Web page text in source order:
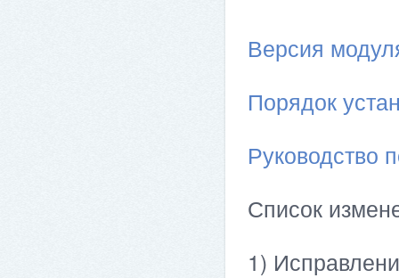
Версия
Порядок
Руководство
Список
1)